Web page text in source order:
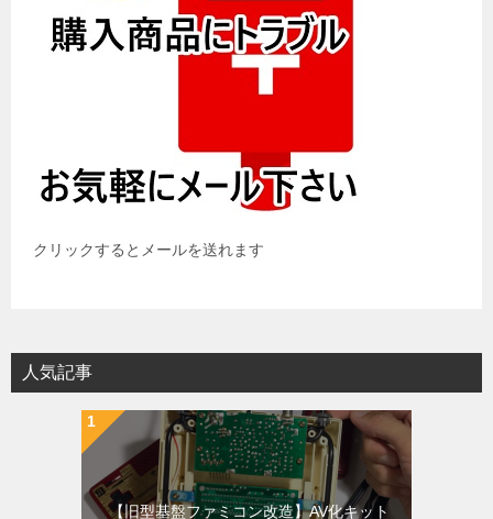
クリックするとメールを送れます
人気記事
【旧型基盤ファミコン改造】AV化キット